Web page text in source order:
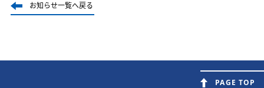
お知らせ一覧へ戻る
PAGE TOP